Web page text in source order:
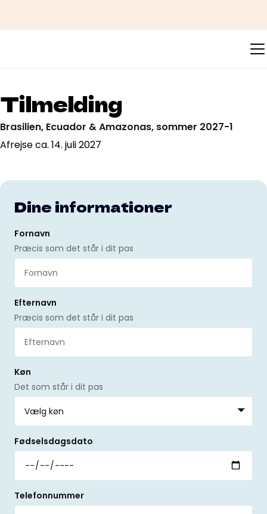
Tilmelding
Brasilien, Ecuador & Amazonas, sommer 2027-1
Afrejse ca. 14. juli 2027
Dine informationer
Fornavn
Præcis som det står i dit pas
Efternavn
Præcis som det står i dit pas
Køn
Det som står i dit pas
Fødselsdagsdato
Telefonnummer